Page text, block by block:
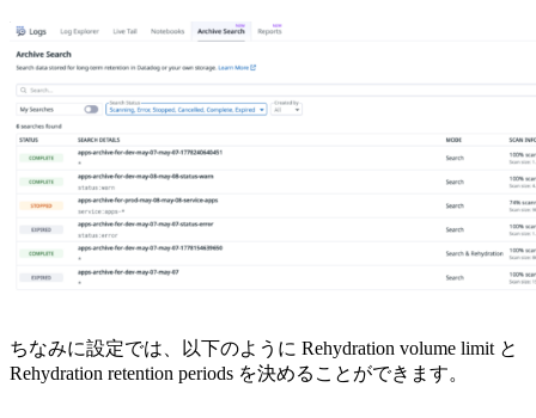
ちなみに設定では、以下のように Rehydration volume limit と
Rehydration retention periods を決めることができます。